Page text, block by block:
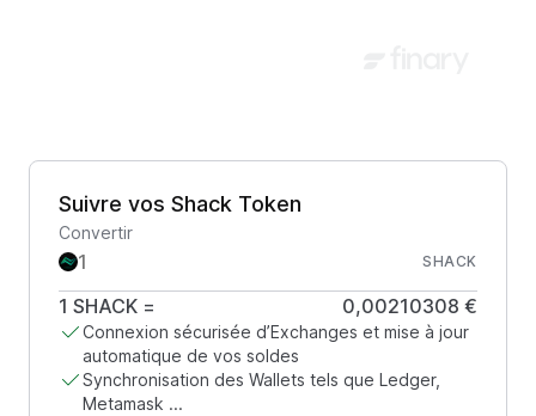
Suivre vos Shack Token
Convertir
SHACK
1 SHACK = 0,00210308 €
Connexion sécurisée d’Exchanges et mise à jour
automatique de vos soldes
Synchronisation des Wallets tels que Ledger,
Metamask ...